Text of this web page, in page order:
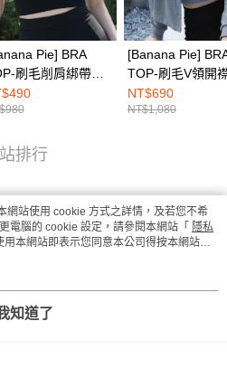
Pie] BRA
刷毛削肩綁帶
TOP-墨黑
[Banana Pie]
TOP-刷毛V領開
套-霧灰
NT$690
NT$1,080
排行
網站使用 cookie 方式之詳情，及若您不希
電腦的 cookie 設定，請參閱本網站「 隱私
用本網站即表示您同意本公司得按本網站使
知道了